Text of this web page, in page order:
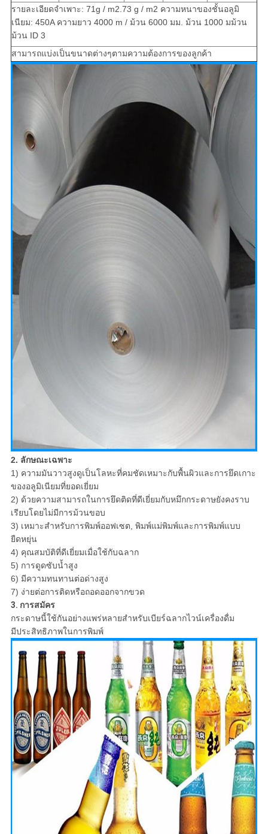
ตัว
รายละเอียดจำเพาะ: 71g / m2.73 g / m2 ความหนาของชั้นอลูมิ
เนียม: 450A ความยาว 4000 m / ม้วน 6000 มม. ม้วน 1000 มม้วน
ม้วน ID 3
สามารถแบ่งเป็นขนาดต่างๆตามความต้องการของลูกค้า
2. ลักษณะเฉพาะ
1) ความมันวาวสูงดูเป็นโลหะที่คมชัดเหมาะกับพื้นผิวและการยึดเกาะ
ของอลูมิเนียมที่ยอดเยี่ยม
2) ด้วยความสามารถในการยึดติดที่ดีเยี่ยมกับหมึกกระดาษยังคงราบ
เรียบโดยไม่มีการม้วนขอบ
3) เหมาะสำหรับการพิมพ์ออฟเซต, พิมพ์แม่พิมพ์และการพิมพ์แบบ
ยืดหยุ่น
4) คุณสมบัติที่ดีเยี่ยมเมื่อใช้กับฉลาก
5) การดูดซับน้ำสูง
6) มีความทนทานต่อด่างสูง
7) ง่ายต่อการติดหรือถอดออกจากขวด
3. การสมัคร
กระดาษนี้ใช้กันอย่างแพร่หลายสำหรับเบียร์ฉลากไวน์เครื่องดื่ม
มีประสิทธิภาพในการพิมพ์